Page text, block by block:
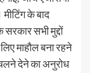
के बाद
सरकार सभी मुद्दों
माहौल बना रहने
देने का अनुरोध